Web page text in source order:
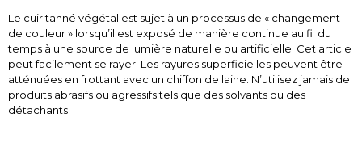
Le cuir tanné végétal est sujet à un processus de « changement
de couleur » lorsqu’il est exposé de manière continue au fil du
temps à une source de lumière naturelle ou artificielle. Cet article
peut facilement se rayer. Les rayures superficielles peuvent être
atténuées en frottant avec un chiffon de laine. N’utilisez jamais de
produits abrasifs ou agressifs tels que des solvants ou des
détachants.